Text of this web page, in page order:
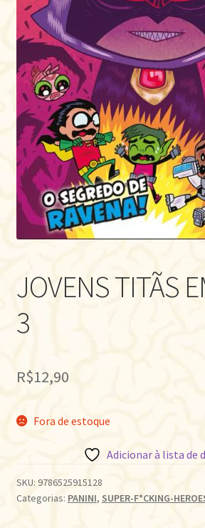
JOVENS TITÃS
3
R$12,90
Fora de estoque
Adicionar à lista de
SKU: 9786525915128
Categorias: PANINI, SUPER-F*CKING-